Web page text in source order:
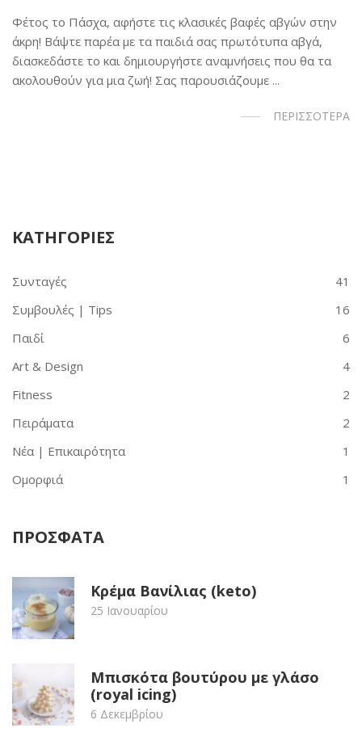
Φέτος το Πάσχα, αφήστε τις κλασικές βαφές αβγών στην
άκρη! Βάψτε παρέα με τα παιδιά σας πρωτότυπα αβγά,
διασκεδάστε το και δημιουργήστε αναμνήσεις που θα τα
ακολουθούν για μια ζωή! Σας παρουσιάζουμε ...
ΠΕΡΙΣΣΟΤΕΡΑ
ΚΑΤΗΓΟΡΙΕΣ
Συνταγές
41
Συμβουλές | Tips
16
Παιδί
6
Art & Design
4
Fitness
2
Πειράματα
2
Νέα | Επικαιρότητα
1
Ομορφιά
1
ΠΡΟΣΦΑΤΑ
Κρέμα Βανίλιας (keto)
25 Ιανουαρίου
Μπισκότα βουτύρου με γλάσο
(royal icing)
6 Δεκεμβρίου